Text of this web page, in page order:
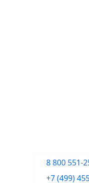
8 800 551-
+7 (499)